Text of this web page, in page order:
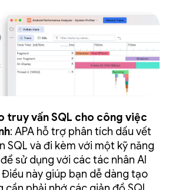
truy vấn SQL cho công việc
: APA hỗ trợ phân tích dấu vết
SQL và đi kèm với một kỹ năng
sử dụng với các tác nhân AI
này giúp bạn dễ dàng tạo